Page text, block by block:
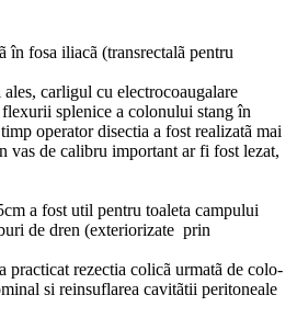
în fosa iliacã (transrectalã pentru
carligul cu electrocoaugalare
splenice a colonului stang în
operator disectia a fost realizatã mai
vas de calibru important ar fi fost lezat,
a fost util pentru toaleta campului
de dren (exteriorizate prin
rezectia colicã urmatã de colo-
si reinsuflarea cavitãtii peritoneale